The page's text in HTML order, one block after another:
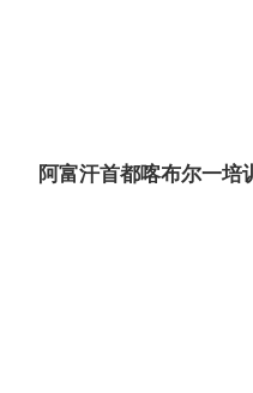
阿富汗首都喀布尔一培